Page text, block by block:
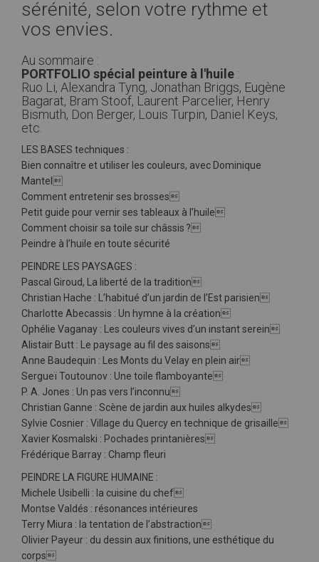
sérénité, selon votre rythme et
vos envies.
Au sommaire :
PORTFOLIO spécial peinture à l'huile :
Ruo Li, Alexandra Tyng, Jonathan Briggs, Eugène
Bagarat, Bram Stoof, Laurent Parcelier, Henry
Bismuth, Don Berger, Louis Turpin, Daniel Keys,
etc.
LES BASES techniques :
Bien connaître et utiliser les couleurs, avec Dominique
Mantel
Comment entretenir ses brosses
Petit guide pour vernir ses tableaux à l’huile
Comment choisir sa toile sur châssis ?
Peindre à l’huile en toute sécurité
PEINDRE LES PAYSAGES :
Pascal Giroud, La liberté de la tradition
Christian Hache : L’habitué d’un jardin de l’Est parisien
Charlotte Abecassis : Un hymne à la création
Ophélie Vaganay : Les couleurs vives d’un instant serein
Alistair Butt : Le paysage au fil des saisons
Anne Baudequin : Les Monts du Velay en plein air
Sergueï Toutounov : Une toile flamboyante
P. A. Jones : Un pas vers l’inconnu
Christian Ganne : Scène de jardin aux huiles alkydes
Sylvie Cosnier : Village du Quercy en technique de grisaille
Xavier Kosmalski : Pochades printanières
Frédérique Barray : Champ fleuri
PEINDRE LA FIGURE HUMAINE :
Michele Usibelli : la cuisine du chef
Montse Valdés : résonances intérieures
Terry Miura : la tentation de l’abstraction
Olivier Payeur : du dessin aux finitions, une esthétique du
corps